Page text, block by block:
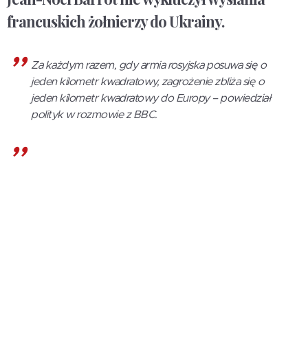
francuskich żołnierzy do Ukrainy.
Za każdym razem, gdy armia rosyjska posuwa się o
jeden kilometr kwadratowy, zagrożenie zbliża się o
jeden kilometr kwadratowy do Europy – powiedział
polityk w rozmowie z BBC.